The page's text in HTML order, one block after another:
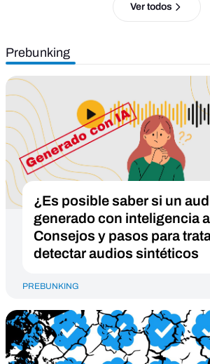
Ver todos
Prebunking
¿Es posible saber si un
generado con inteligencia
Consejos y pasos para
detectar audios sintéticos
PREBUNKING